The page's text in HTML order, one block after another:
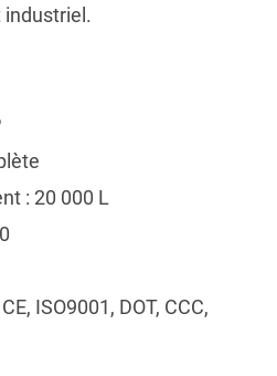
: 20 000 L
ISO9001, DOT, CCC,